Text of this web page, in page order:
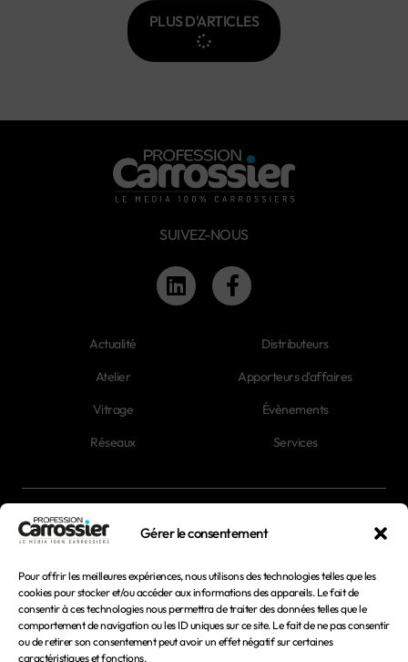
Gérer le consentement
Pour offrir les meilleures expériences, nous utilisons des technologies telles que les
cookies pour stocker et/ou accéder aux informations des appareils. Le fait de
consentir à ces technologies nous permettra de traiter des données telles que le
comportement de navigation ou les ID uniques sur ce site. Le fait de ne pas consentir
ou de retirer son consentement peut avoir un effet négatif sur certaines
caractéristiques et fonctions.
PLUS D'ARTICLES
SUIVEZ-NOUS
Actualité
Atelier
Vitrage
Réseaux
Distributeurs
Apporteurs d'affaires
Évènements
Services
Mentions légales
Conditions générales d'utilisation